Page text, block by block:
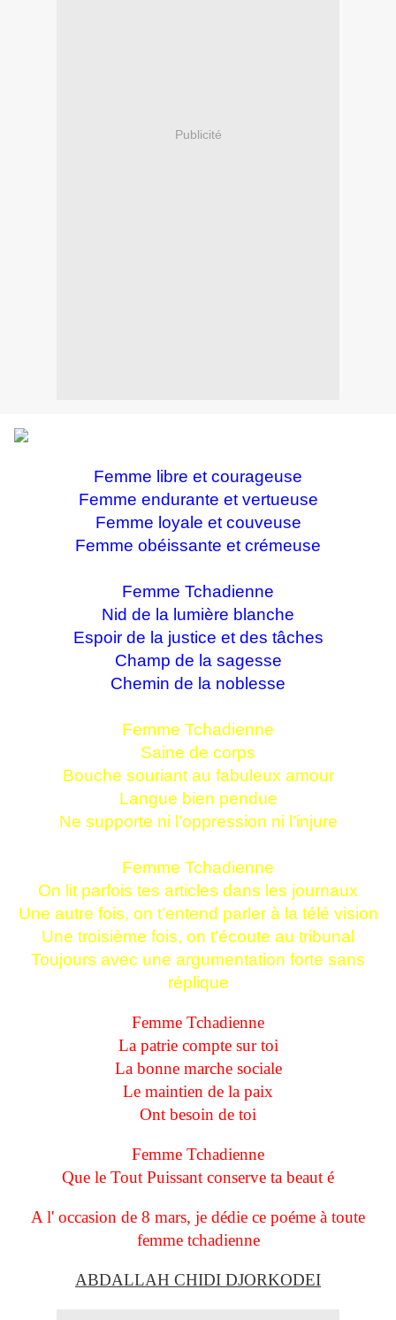
Publicité
Femme libre et courageuse
Femme endurante et vertueuse
Femme loyale et couveuse
Femme obéissante et crémeuse
Femme Tchadienne
Nid de la lumière blanche
Espoir de la justice et des tâches
Champ de la sagesse
Chemin de la noblesse
Femme Tchadienne
Saine de corps
Bouche souriant au fabuleux amour
Langue bien pendue
Ne supporte ni l’oppression ni l’injure
Femme Tchadienne
On lit parfois tes articles dans les journaux
Une autre fois, on t’entend parler à la télé vision
Une troisième fois, on t’écoute au tribunal
Toujours avec une argumentation forte sans
réplique
Femme Tchadienne
La patrie compte sur toi
La bonne marche sociale
Le maintien de la paix
Ont besoin de toi
Femme Tchadienne
Que le Tout Puissant conserve ta beaut é
A l' occasion de 8 mars, je dédie ce poéme à toute
femme tchadienne
ABDALLAH CHIDI DJORKODEI